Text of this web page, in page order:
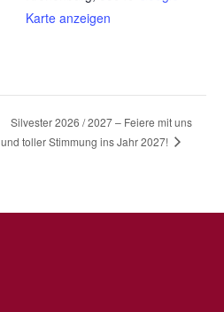
Karte anzeigen
Silvester 2026 / 2027 – Feiere mit uns
und toller Stimmung ins Jahr 2027!